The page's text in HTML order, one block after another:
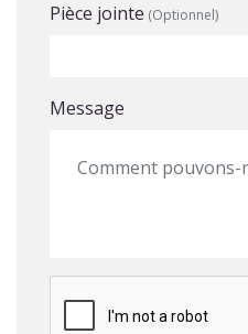
Pièce jointe (Optionnel)
Message